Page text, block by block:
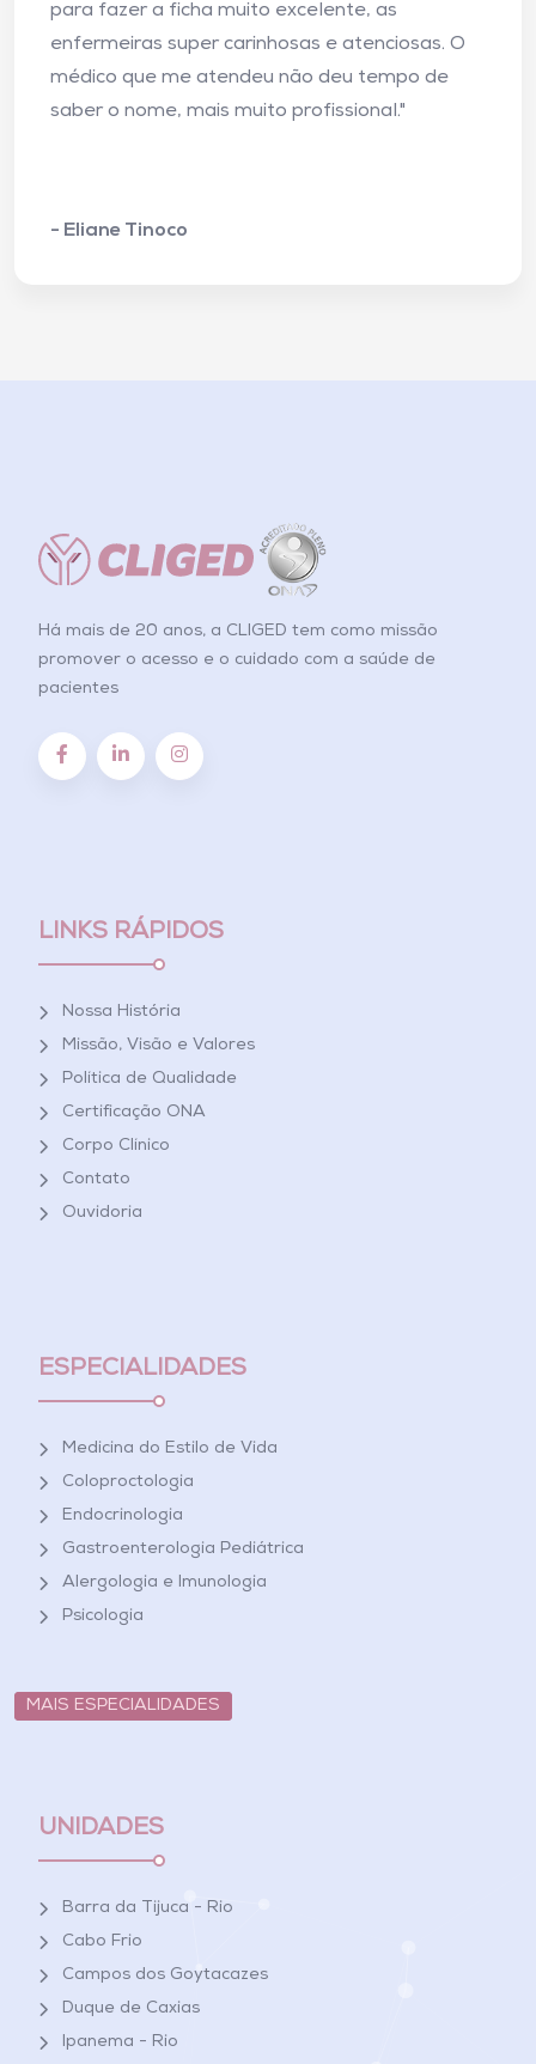
para fazer a ficha muito excelente, as
enfermeiras super carinhosas e atenciosas. O
médico que me atendeu não deu tempo de
saber o nome, mais muito profissional."
- Eliane Tinoco
Há mais de 20 anos, a CLIGED tem como missão
promover o acesso e o cuidado com a saúde de
pacientes
LINKS RÁPIDOS
Nossa História
Missão, Visão e Valores
Política de Qualidade
Certificação ONA
Corpo Clínico
Contato
Ouvidoria
ESPECIALIDADES
Medicina do Estilo de Vida
Coloproctologia
Endocrinologia
Gastroenterologia Pediátrica
Alergologia e Imunologia
Psicologia
MAIS ESPECIALIDADES
UNIDADES
Barra da Tijuca - Rio
Cabo Frio
Campos dos Goytacazes
Duque de Caxias
Ipanema - Rio